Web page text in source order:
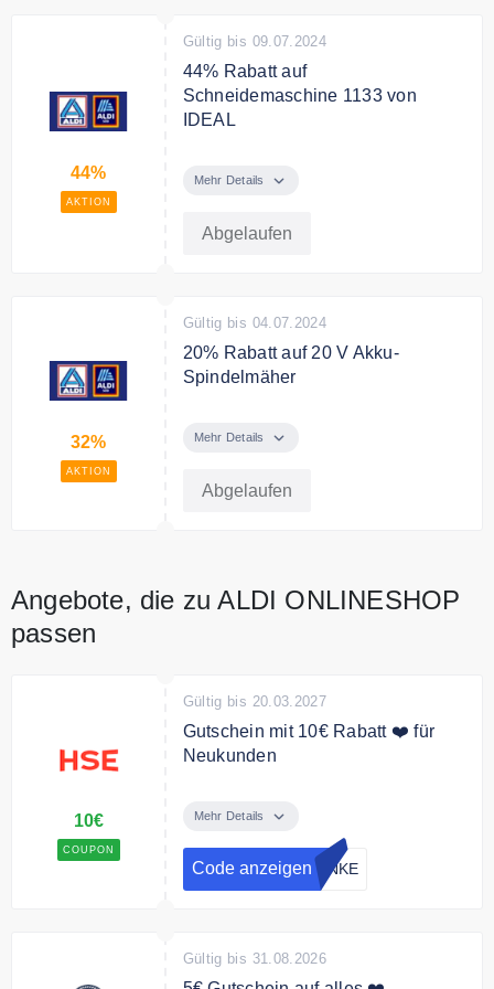
44%
AKTION
Gültig bis 09.07.2024
44% Rabatt auf
Schneidemaschine 1133 von
IDEAL
IDEAL mit einer Ersparnis von
Mehr Details
Abgelaufen
32%
AKTION
Gültig bis 04.07.2024
20% Rabatt auf 20 V Akku-
Spindelmäher
YARD FORCE mit einer Ersparnis
Mehr Details
Abgelaufen
Angebote, die zu ALDI ONLINESHOP
passen
10€
COUPON
Gültig bis 20.03.2027
Gutschein mit 10€ Rabatt ❤️ für
Neukunden
für Neukunden ab 40€ MBW
Mehr Details
Code anzeigen ANKE
Gültig bis 31.08.2026